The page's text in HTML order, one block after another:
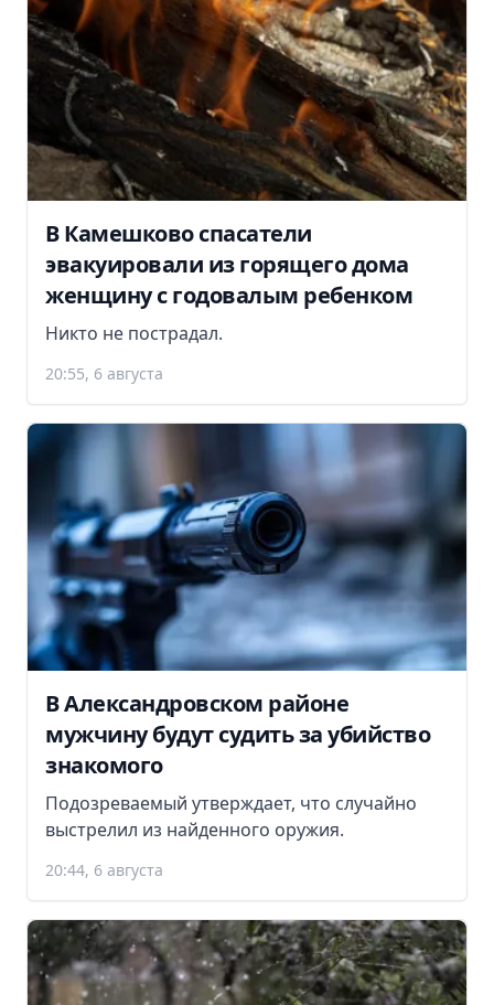
В Камешково спасатели
эвакуировали из горящего дома
женщину с годовалым ребенком
Никто не пострадал.
20:55, 6 августа
В Александровском районе
мужчину будут судить за убийство
знакомого
Подозреваемый утверждает, что случайно
выстрелил из найденного оружия.
20:44, 6 августа